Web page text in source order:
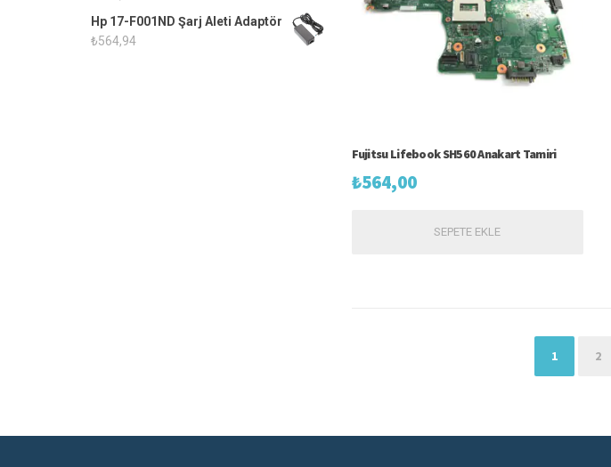
Fujitsu Lifebook SH560 Anakart Tamiri
₺564,00
SEPETE EKLE
1 2
Hp 17-F001ND Şarj Aleti Adaptör
₺564,94